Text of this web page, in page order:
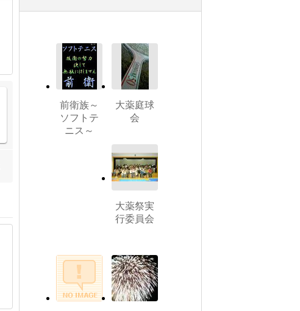
前衛族～
ソフトテ
ニス～
大薬庭球
会
大薬祭実
行委員会